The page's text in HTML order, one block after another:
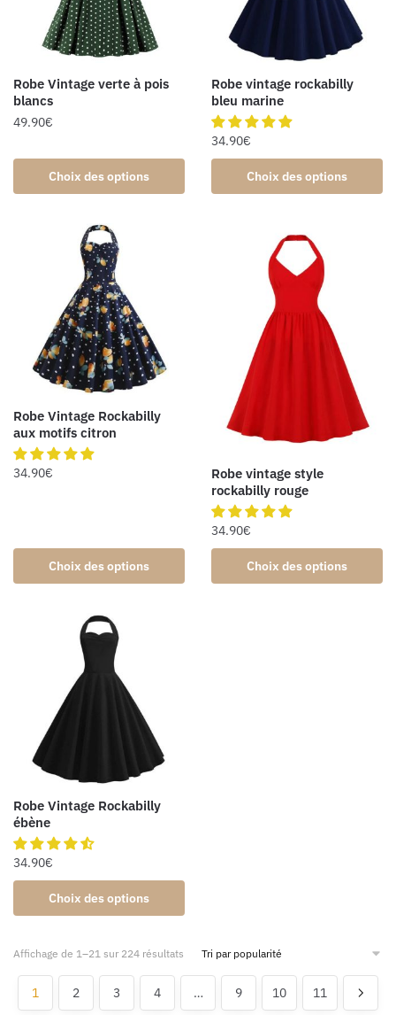
Robe Vintage verte à pois
blancs
49.90€
Choix des options
Robe vintage rockabilly
bleu marine
34.90€
Choix des options
Robe Vintage Rockabilly
aux motifs citron
34.90€
Choix des options
Robe vintage style
rockabilly rouge
34.90€
Choix des options
Robe Vintage Rockabilly
ébène
34.90€
Choix des options
Affichage de 1–21 sur 224 résultats
1 2 3 4 … 9 10 11